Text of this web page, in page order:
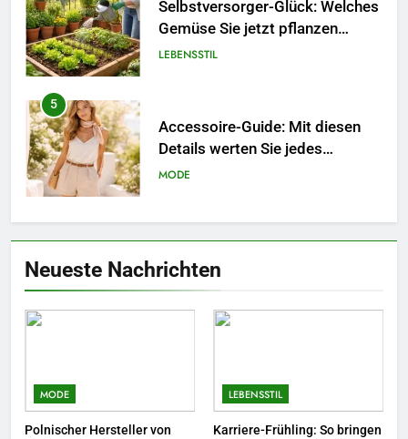
Selbstversorger-Glück: Welches
Gemüse Sie jetzt pflanzen
sollten.
LEBENSSTIL
5
Accessoire-Guide: Mit diesen
Details werten Sie jedes
Frühlingsoutfit auf.
MODE
6
Sie Bienen und Schmetterlinge
in Ihren Garten.
LEBENSSTIL
zum Quereinstieg in der neuen
Saison.
LEBENSSTIL
Neueste Nachrichten
MODE
Polnischer Hersteller von
LEBENSSTIL
Karriere-Frühling: So bringen